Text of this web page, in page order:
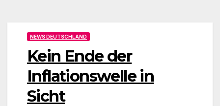
NEWS DEUTSCHLAND
Kein Ende der
Inflationswelle in
Sicht